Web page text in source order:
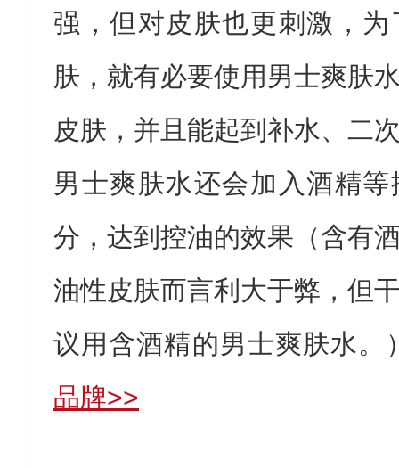
强，但对皮肤也更刺激，
肤，就有必要使用男士爽肤
皮肤，并且能起到补水、二
男士爽肤水还会加入酒精
分，达到控油的效果（含有
油性皮肤而言利大于弊，但
议用含酒精的男士爽肤水。
品牌>>